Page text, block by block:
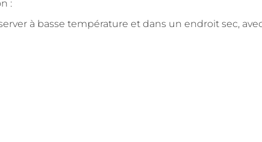
:
à basse température et dans un endroit sec,